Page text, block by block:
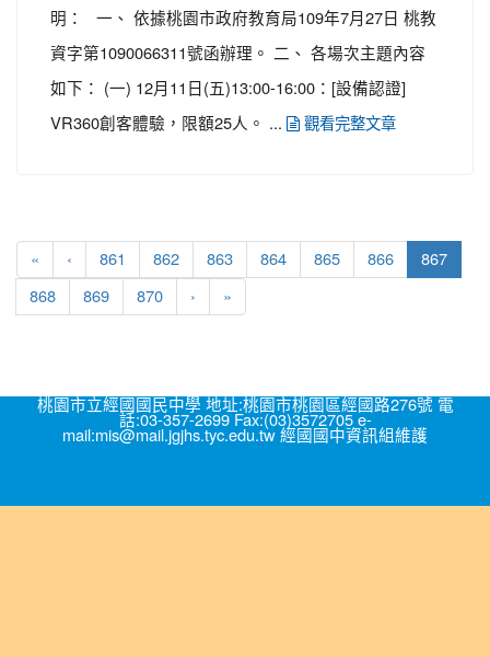
明： 一、 依據桃園市政府教育局109年7月27日 桃教
資字第1090066311號函辦理。 二、 各場次主題內容
如下： (一) 12月11日(五)13:00-16:00：[設備認證]
VR360創客體驗，限額25人。 ...
觀看完整文章
« ‹ 861 862 863 864 865 866 867
868 869 870 › »
桃園市立經國國民中學 地址:桃園市桃園區經國路276號 電
話:03-357-2699 Fax:(03)3572705 e-
mail:mis@mail.jgjhs.tyc.edu.tw 經國國中資訊組維護